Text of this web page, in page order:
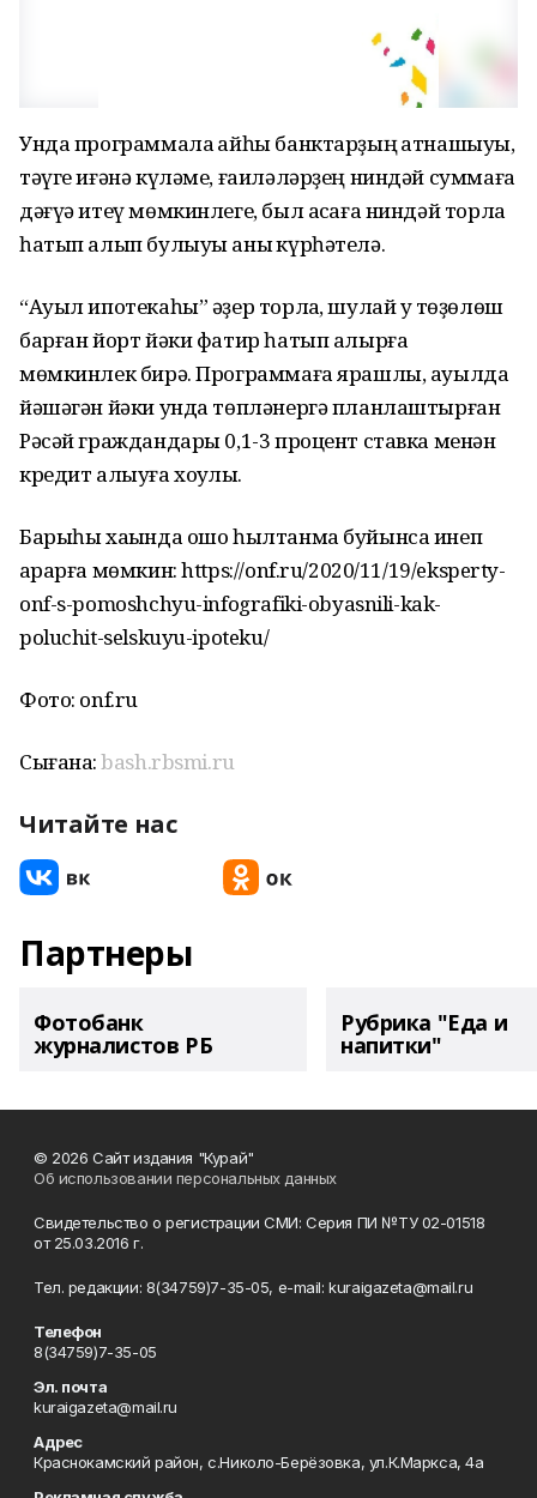
Унда программала ҡайһы банктарҙың ҡатнашыуы,
тәүге иғәнә күләме, ғаиләләрҙең ниндәй суммаға
дәғүә итеү мөмкинлеге, был аҡсаға ниндәй торлаҡ
һатып алып булыуы аныҡ күрһәтелә.
“Ауыл ипотекаһы” әҙер торлаҡ, шулай уҡ төҙөлөш
барған йорт йәки фатир һатып алырға
мөмкинлек бирә. Программаға ярашлы, ауылда
йәшәгән йәки унда төпләнергә планлаштырған
Рәсәй граждандары 0,1-3 процент ставка менән
кредит алыуға хоҡуҡлы.
Барыһы хаҡында ошо һылтанма буйынса инеп
ҡарарға мөмкин: https://onf.ru/2020/11/19/eksperty-
onf-s-pomoshchyu-infografiki-obyasnili-kak-
poluchit-selskuyu-ipoteku/
Фото: onf.ru
Сығанаҡ:bash.rbsmi.ru
Читайте нас
Партнеры
Фотобанк
журналистов РБ
Рубрика "Еда и
напитки"
© 2026 Сайт издания "Курай"
Об использовании персональных данных
Свидетельство о регистрации СМИ: Серия ПИ №ТУ 02-01518
от 25.03.2016 г.
Тел. редакции: 8(34759)7-35-05, e-mail: kuraigazeta@mail.ru
Телефон
8(34759)7-35-05
Эл. почта
kuraigazeta@mail.ru
Адрес
Краснокамский район, с.Николо-Берёзовка, ул.К.Маркса, 4а